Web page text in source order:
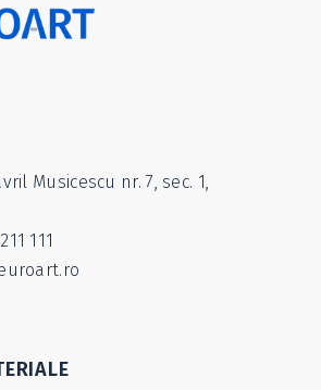
Musicescu nr. 7, sec. 1,
111